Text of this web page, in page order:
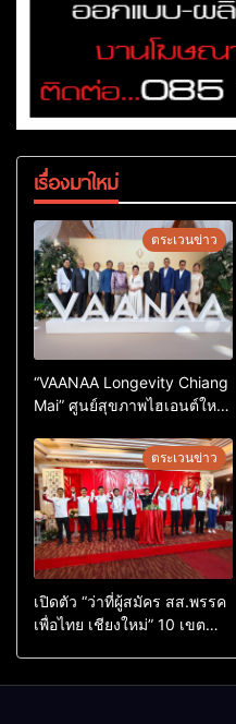
เรื่องมาใหม่
ตระเวนข่าว
“VAANAA Longevity Chiang
Mai” ศูนย์สุขภาพไฮเอนต์ใหญ่
ตระเวนข่าว
เปิดตัว “ว่าที่ผู้สมัคร สส.พรรค
เพื่อไทย เชียงใหม่” 10 เขต